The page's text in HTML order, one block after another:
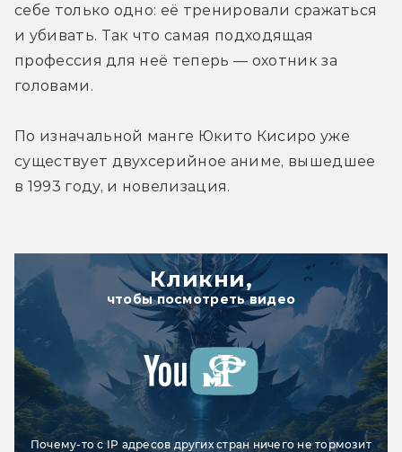
себе только одно: её тренировали сражаться
и убивать. Так что самая подходящая
профессия для неё теперь — охотник за
головами.
По изначальной манге Юкито Кисиро уже
существует двухсерийное аниме, вышедшее
в 1993 году, и новелизация.
Кликни,
чтобы посмотреть видео
Почему-то с IP адресов других стран ничего не тормозит